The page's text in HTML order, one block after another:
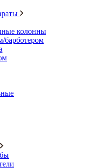
колонны
барботером